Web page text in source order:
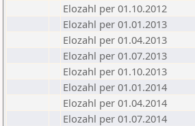
Elozahl per 01.10.2012
Elozahl per 01.01.2013
Elozahl per 01.04.2013
Elozahl per 01.07.2013
Elozahl per 01.10.2013
Elozahl per 01.01.2014
Elozahl per 01.04.2014
Elozahl per 01.07.2014